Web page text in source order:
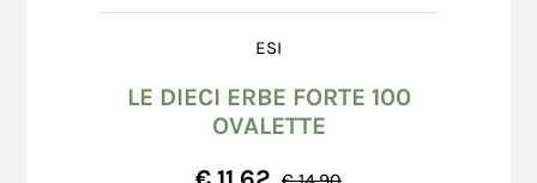
documento accompagnatorio.
può essere ritenuta responsabile per l'eventuale
uso fraudolento o indebito di Carte di Credito da
In caso di pagamento tramite Bonifico Bancario
ESI
LE DIECI ERBE FORTE 100
OVALETTE